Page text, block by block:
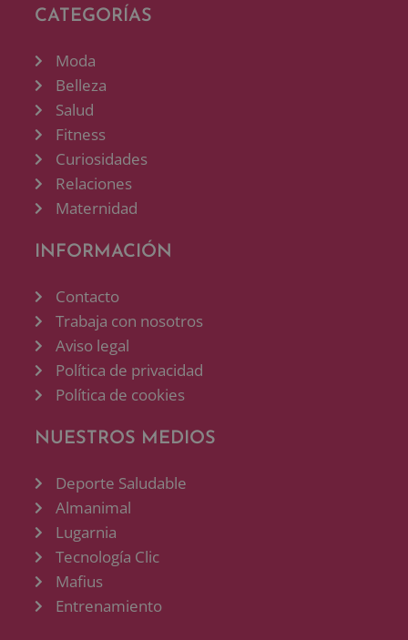
CATEGORÍAS
Moda
Belleza
Salud
Fitness
Curiosidades
Relaciones
Maternidad
INFORMACIÓN
Contacto
Trabaja con nosotros
Aviso legal
Política de privacidad
Política de cookies
NUESTROS MEDIOS
Deporte Saludable
Almanimal
Lugarnia
Tecnología Clic
Mafius
Entrenamiento